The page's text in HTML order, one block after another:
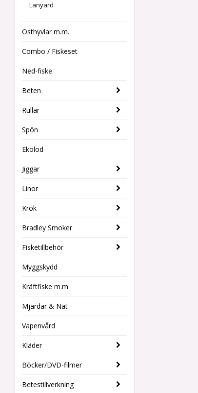
Lanyard
Osthyvlar m.m.
Combo / Fiskeset
Ned-fiske
Beten
Rullar
Spön
Ekolod
Jiggar
Linor
Krok
Bradley Smoker
Fisketillbehör
Myggskydd
Kräftfiske m.m.
Mjärdar & Nät
Vapenvård
Kläder
Böcker/DVD-filmer
Betestillverkning